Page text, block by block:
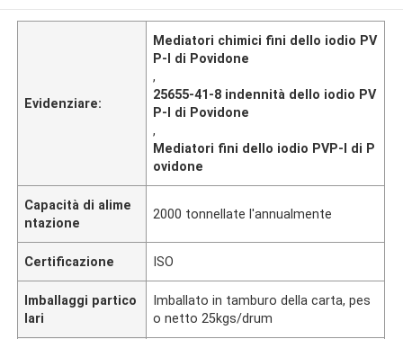
Evidenziare:
Mediatori chimici fini dello iodio PV
P-I di Povidone
,
25655-41-8 indennità dello iodio PV
P-I di Povidone
,
Mediatori fini dello iodio PVP-I di P
ovidone
Capacità di alime
ntazione
2000 tonnellate l'annualmente
Certificazione ISO
Imballaggi partico
lari
Imballato in tamburo della carta, pes
o netto 25kgs/drum